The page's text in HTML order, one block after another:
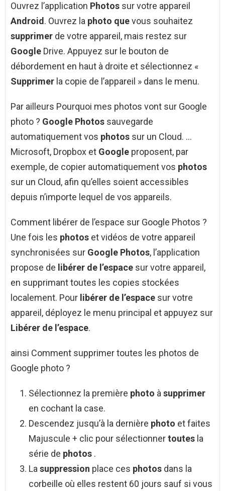
Ouvrez l’application Photos sur votre appareil
Android. Ouvrez la photo quevous souhaitez
supprimer de votre appareil, mais restez sur
Google Drive. Appuyez sur le bouton de
débordement en haut à droite et sélectionnez «
Supprimer la copie de l’appareil » dans le menu.
Par ailleurs Pourquoi mes photos vont sur Google
photo ? Google Photos sauvegarde
automatiquement vos photos sur un Cloud. …
Microsoft, Dropbox et Google proposent, par
exemple, de copier automatiquement vos photos
sur un Cloud, afin qu’elles soient accessibles
depuis n’importe lequel de vos appareils.
Comment libérer de l’espace sur Google Photos ?
Une fois les photos et vidéos de votre appareil
synchronisées sur Google Photos, l’application
propose de libérer de l’espace sur votre appareil,
en supprimant toutes les copies stockées
localement. Pour libérer de l’espace sur votre
appareil, déployez le menu principal et appuyez sur
Libérer de l’espace.
ainsi Comment supprimer toutes les photos de
Google photo ?
Sélectionnez la première photo àsupprimer
en cochant la case.
Descendez jusqu’à la dernière photo et faites
Majuscule + clic pour sélectionnertoutes la
série de photos .
Lasuppression place ces photos dans la
corbeille où elles restent 60 jours sauf si vous